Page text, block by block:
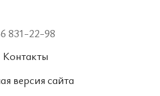
831-22-98
Контакты
версия сайта